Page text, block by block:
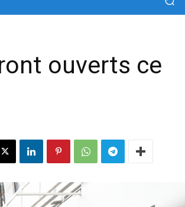
ouverts ce